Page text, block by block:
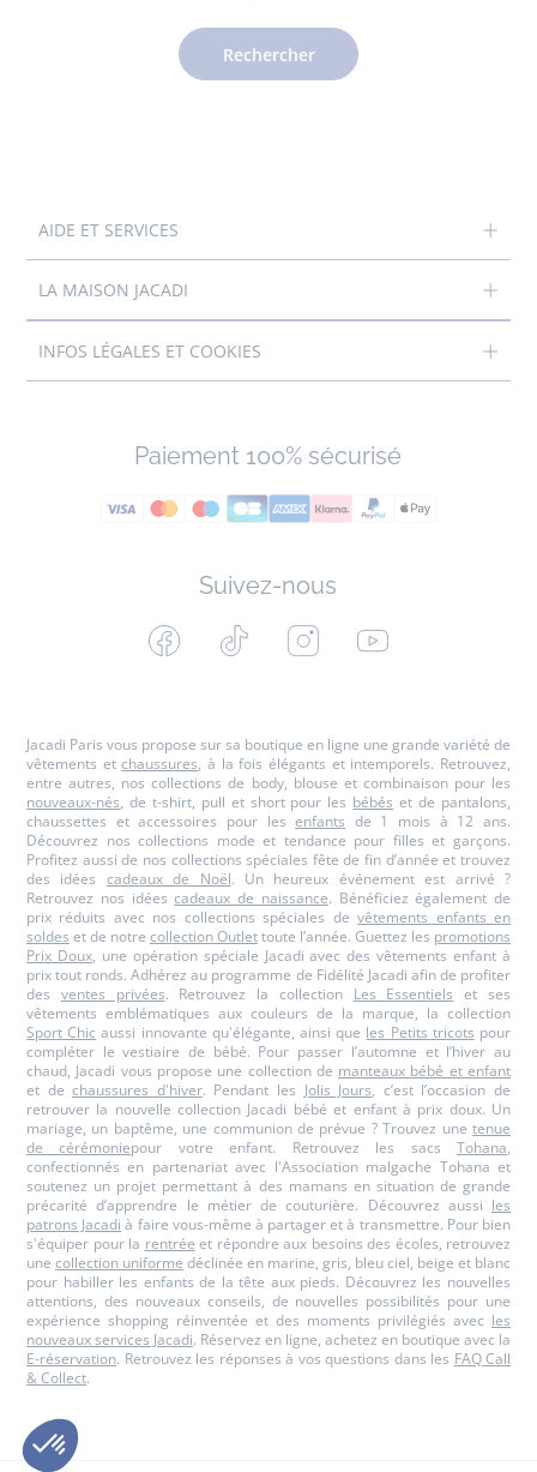
Rechercher
AIDE ET SERVICES
LA MAISON JACADI
INFOS LÉGALES ET COOKIES
Paiement 100% sécurisé
Suivez-nous
Facebook Tiktok InstagramYoutube
Jacadi Paris vous propose sur sa boutique en ligne une grande variété de
vêtements etchaussures, à la fois élégants et intemporels. Retrouvez,
entre autres, nos collections de body, blouse et combinaison pour les
nouveaux-nés, de t-shirt, pull et short pour les bébés et de pantalons,
chaussettes et accessoires pour lesenfants de 1 mois à 12 ans.
Découvrez nos collections mode et tendance pour filles et garçons.
Profitez aussi de nos collections spéciales fête de fin d’année et trouvez
des idées cadeaux de Noël. Un heureux événement est arrivé ?
Retrouvez nos idéescadeaux de naissance. Bénéficiez également de
prix réduits avec nos collections spéciales devêtements enfants en
soldes et de notre collection Outlettoute l’année. Guettez les promotions
Prix Doux, une opération spéciale Jacadi avec des vêtements enfant à
prix tout ronds. Adhérez au programme de Fidélité Jacadi afin de profiter
des ventes privées. Retrouvez la collection Les Essentiels et ses
vêtements emblématiques aux couleurs de la marque, la collection
Sport Chic aussi innovante qu'élégante, ainsi que les Petits tricots pour
compléter le vestiaire de bébé. Pour passer l’automne et l’hiver au
chaud, Jacadi vous propose une collection de manteaux bébé et enfant
et dechaussures d'hiver. Pendant les Jolis Jours, c’est l’occasion de
retrouver la nouvelle collection Jacadi bébé et enfant à prix doux. Un
mariage, un baptême, une communion de prévue ? Trouvez une tenue
de cérémoniepour votre enfant. Retrouvez les sacsTohana,
confectionnés en partenariat avec l'Association malgache Tohana et
soutenez un projet permettant à des mamans en situation de grande
précarité d’apprendre le métier de couturière. Découvrez aussi les
patrons Jacadi à faire vous-même à partager et à transmettre. Pour bien
s'équiper pour la rentrée et répondre aux besoins des écoles, retrouvez
une collection uniforme déclinée en marine, gris, bleu ciel, beige et blanc
pour habiller les enfants de la tête aux pieds. Découvrez les nouvelles
attentions, des nouveaux conseils, de nouvelles possibilités pour une
expérience shopping réinventée et des moments privilégiés avec les
nouveaux services Jacadi. Réservez en ligne, achetez en boutique avec la
E-réservation. Retrouvez les réponses à vos questions dans les FAQ Call
& Collect.